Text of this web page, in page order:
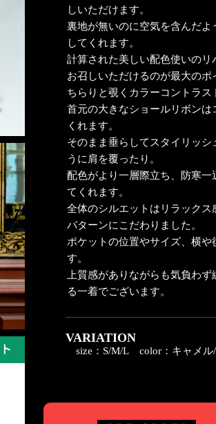
しいただけます。
裏地が無いのに空気を含んだ
してくれます。
計算された美しい配色使いの
お召しいただけるのが最大のポ
ちらりと覗くカラーコントラス
首元の大きなショールリボン
くれます。
そのまま垂らしてスタイリッ
うに肩を覆ったり。
配色がより一層際立ち、防寒
てくれます。
全体のシルエットはリラック
パターンにこだわりました。
ポケットの位置やサイズ、横
す。
上質感がありながらも気負わ
る一着でございます。
VARIATION
size：S/M/L color：キャメ